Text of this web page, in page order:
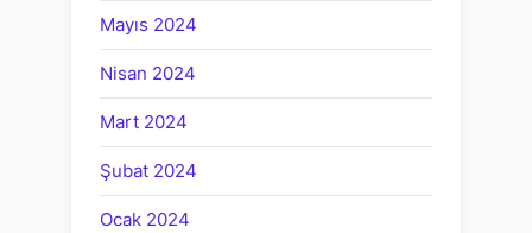
Mayıs 2024
Nisan 2024
Mart 2024
Şubat 2024
Ocak 2024